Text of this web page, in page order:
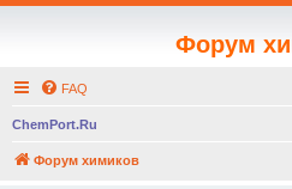
Форум
FAQ
ChemPort.Ru
Форум химиков